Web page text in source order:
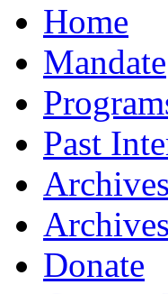
Home
Mandate
Past
Archives
Archives
Donate